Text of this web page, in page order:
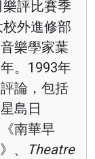
評比賽季
外進修部
樂學家葉
。1993年
論，包括
島日
南華早
、
Theatre